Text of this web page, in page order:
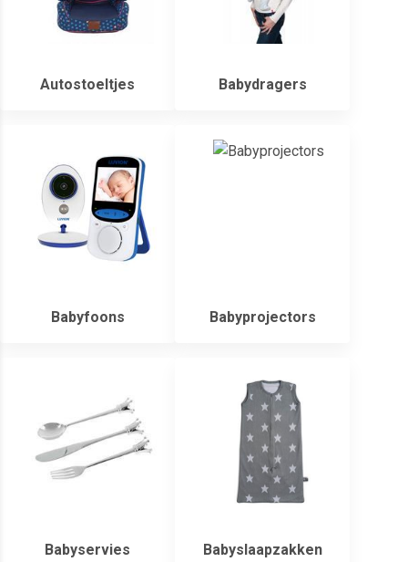
Autostoeltjes Babydragers
Babyfoons Babyprojectors
Babyservies Babyslaapzakken